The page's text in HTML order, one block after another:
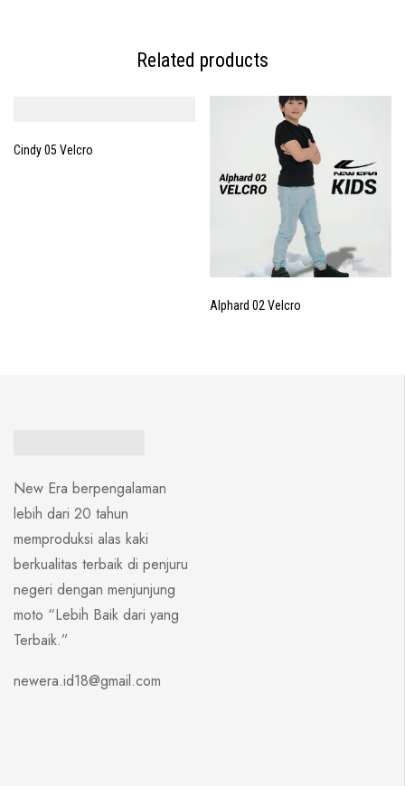
Related products
Cindy 05 Velcro
Alphard 02 Velcro
New Era berpengalaman
lebih dari 20 tahun
memproduksi alas kaki
berkualitas terbaik di penjuru
negeri dengan menjunjung
moto “Lebih Baik dari yang
Terbaik.”
newera.id18@gmail.com